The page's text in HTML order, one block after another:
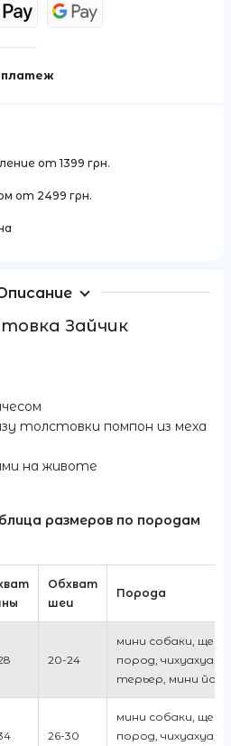
от 1399 грн.
от 2499 грн.
Зайчик
толстовки помпон из меха
на животе
размеров по породам
Обхват
шеи
Порода
20-24
мини собаки,
пород, чихуахуа,
терьер, мини йорк
26-30
мини собаки,
пород, чихуахуа,